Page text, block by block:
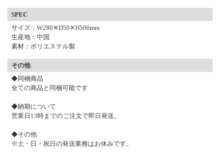
SPEC
サイズ：W280✕D50✕H500mm
生産地：中国
素材：ポリエステル製
その他
◆同梱商品
全ての商品と同梱可能です
◆納期について
営業日13時までのご注文で即日発送。
◆その他
※土・日・祝日の発送業務はお休みです。